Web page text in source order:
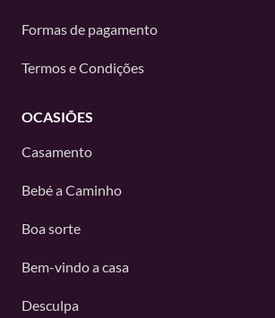
Formas de pagamento
Termos e Condições
OCASIÕES
Casamento
Bebé a Caminho
Boa sorte
Bem-vindo a casa
Desculpa